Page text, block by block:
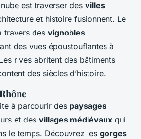
est traverser des villes
et histoire fusionnent. Le
travers des vignobles
des vues époustouflantes à
rives abritent des bâtiments
des siècles d’histoire.
à parcourir des paysages
et des villages médiévaux qui
le temps. Découvrez les gorges